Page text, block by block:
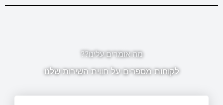
מה אומרים עלינו??
לקוחות מספרים על חווית השירות שלנו